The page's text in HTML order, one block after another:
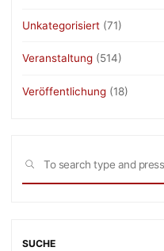
Unkategorisiert (71)
Veranstaltung (514)
Veröffentlichung (18)
SEARCH
SUCHE